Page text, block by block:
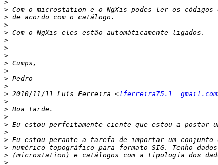
>
>
>
>
>
>
>
>
>
>
>
>
> 2010/11/11 Luís Ferreira <lferreira75.1  gmail.com
>
>
>
>
>
>
>
>
>